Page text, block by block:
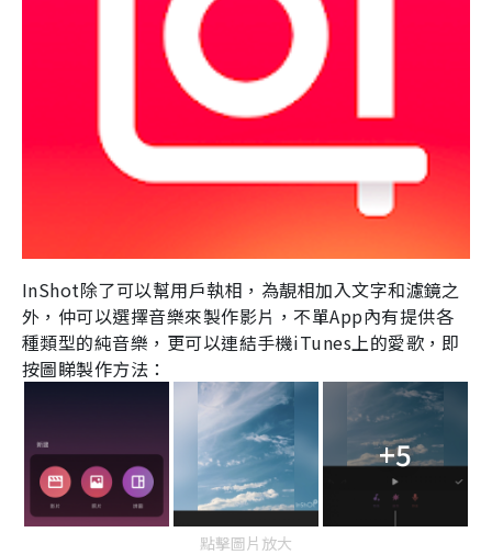
InShot除了可以幫用戶執相，為靚相加入文字和濾鏡之
外，仲可以選擇音樂來製作影片，不單App內有提供各
種類型的純音樂，更可以連結手機iTunes上的愛歌，即
按圖睇製作方法：
+5
點擊圖片放大